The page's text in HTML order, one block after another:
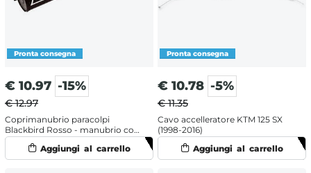
€ 10.97 -15%
€ 12.97
Coprimanubrio paracolpi
Blackbird Rosso - manubrio con
traversino
€ 10.78 -5%
€ 11.35
Cavo accelleratore KTM 125 SX
(1998-2016)